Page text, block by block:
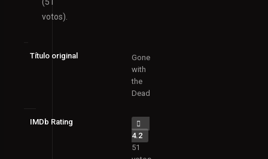
votos).
Título original
Gone
with
the
Dead
IMDb Rating
4.2
51